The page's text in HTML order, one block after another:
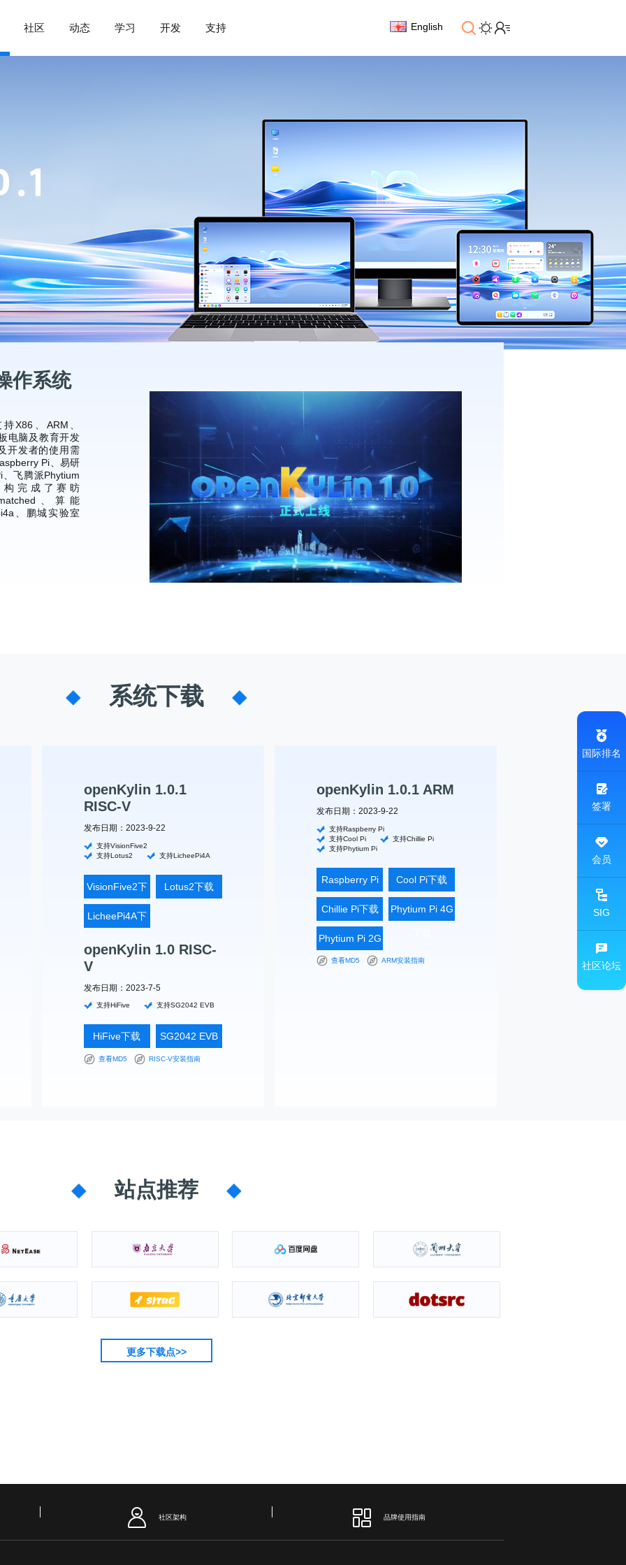
社区 动态 学习 开发 支持 English
作系统
X86、ARM、
电脑及教育开发
开发者的使用需
Pi、易研
飞腾派Phytium
构完成了赛昉
、算能
、鹏城实验室
系统下载
openKylin 1.0.1
RISC-V
发布日期：2023-9-22
支持VisionFive2
支持Lotus2
支持LicheePi4A
VisionFive2下
载
Lotus2下载
LicheePi4A下
openKylin 1.0 RISC-
V
发布日期：2023-7-5
支持HiFive 支持SG2042 EVB
HiFive下载 SG2042 EVB
下载
查看MD5 RISC-V安装指南
openKylin 1.0.1 ARM
发布日期：2023-9-22
支持Raspberry Pi
支持Cool Pi
支持Chillie Pi
支持Phytium Pi
Raspberry Pi
下载
Cool Pi下载
Chillie Pi下载 Phytium Pi 4G
Phytium Pi 2G
下载
查看MD5 ARM安装指南
站点推荐
更多下载点>>
社区架构 品牌使用指南
国际排名
签署
会员
SIG
社区论坛